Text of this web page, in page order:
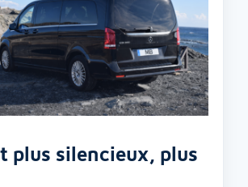
plus silencieux, plus